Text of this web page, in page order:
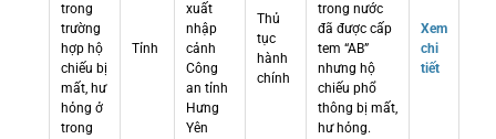
trong
trường
hợp hộ
chiếu bị
mất, hư
hỏng ở
trong
Tỉnh
xuất
nhập
cảnh
Công
an tỉnh
Hưng
Yên
Thủ
tục
hành
chính
trong nước
đã được cấp
tem “AB”
nhưng hộ
chiếu phổ
thông bị mất,
hư hỏng.
Xem
chi
tiết